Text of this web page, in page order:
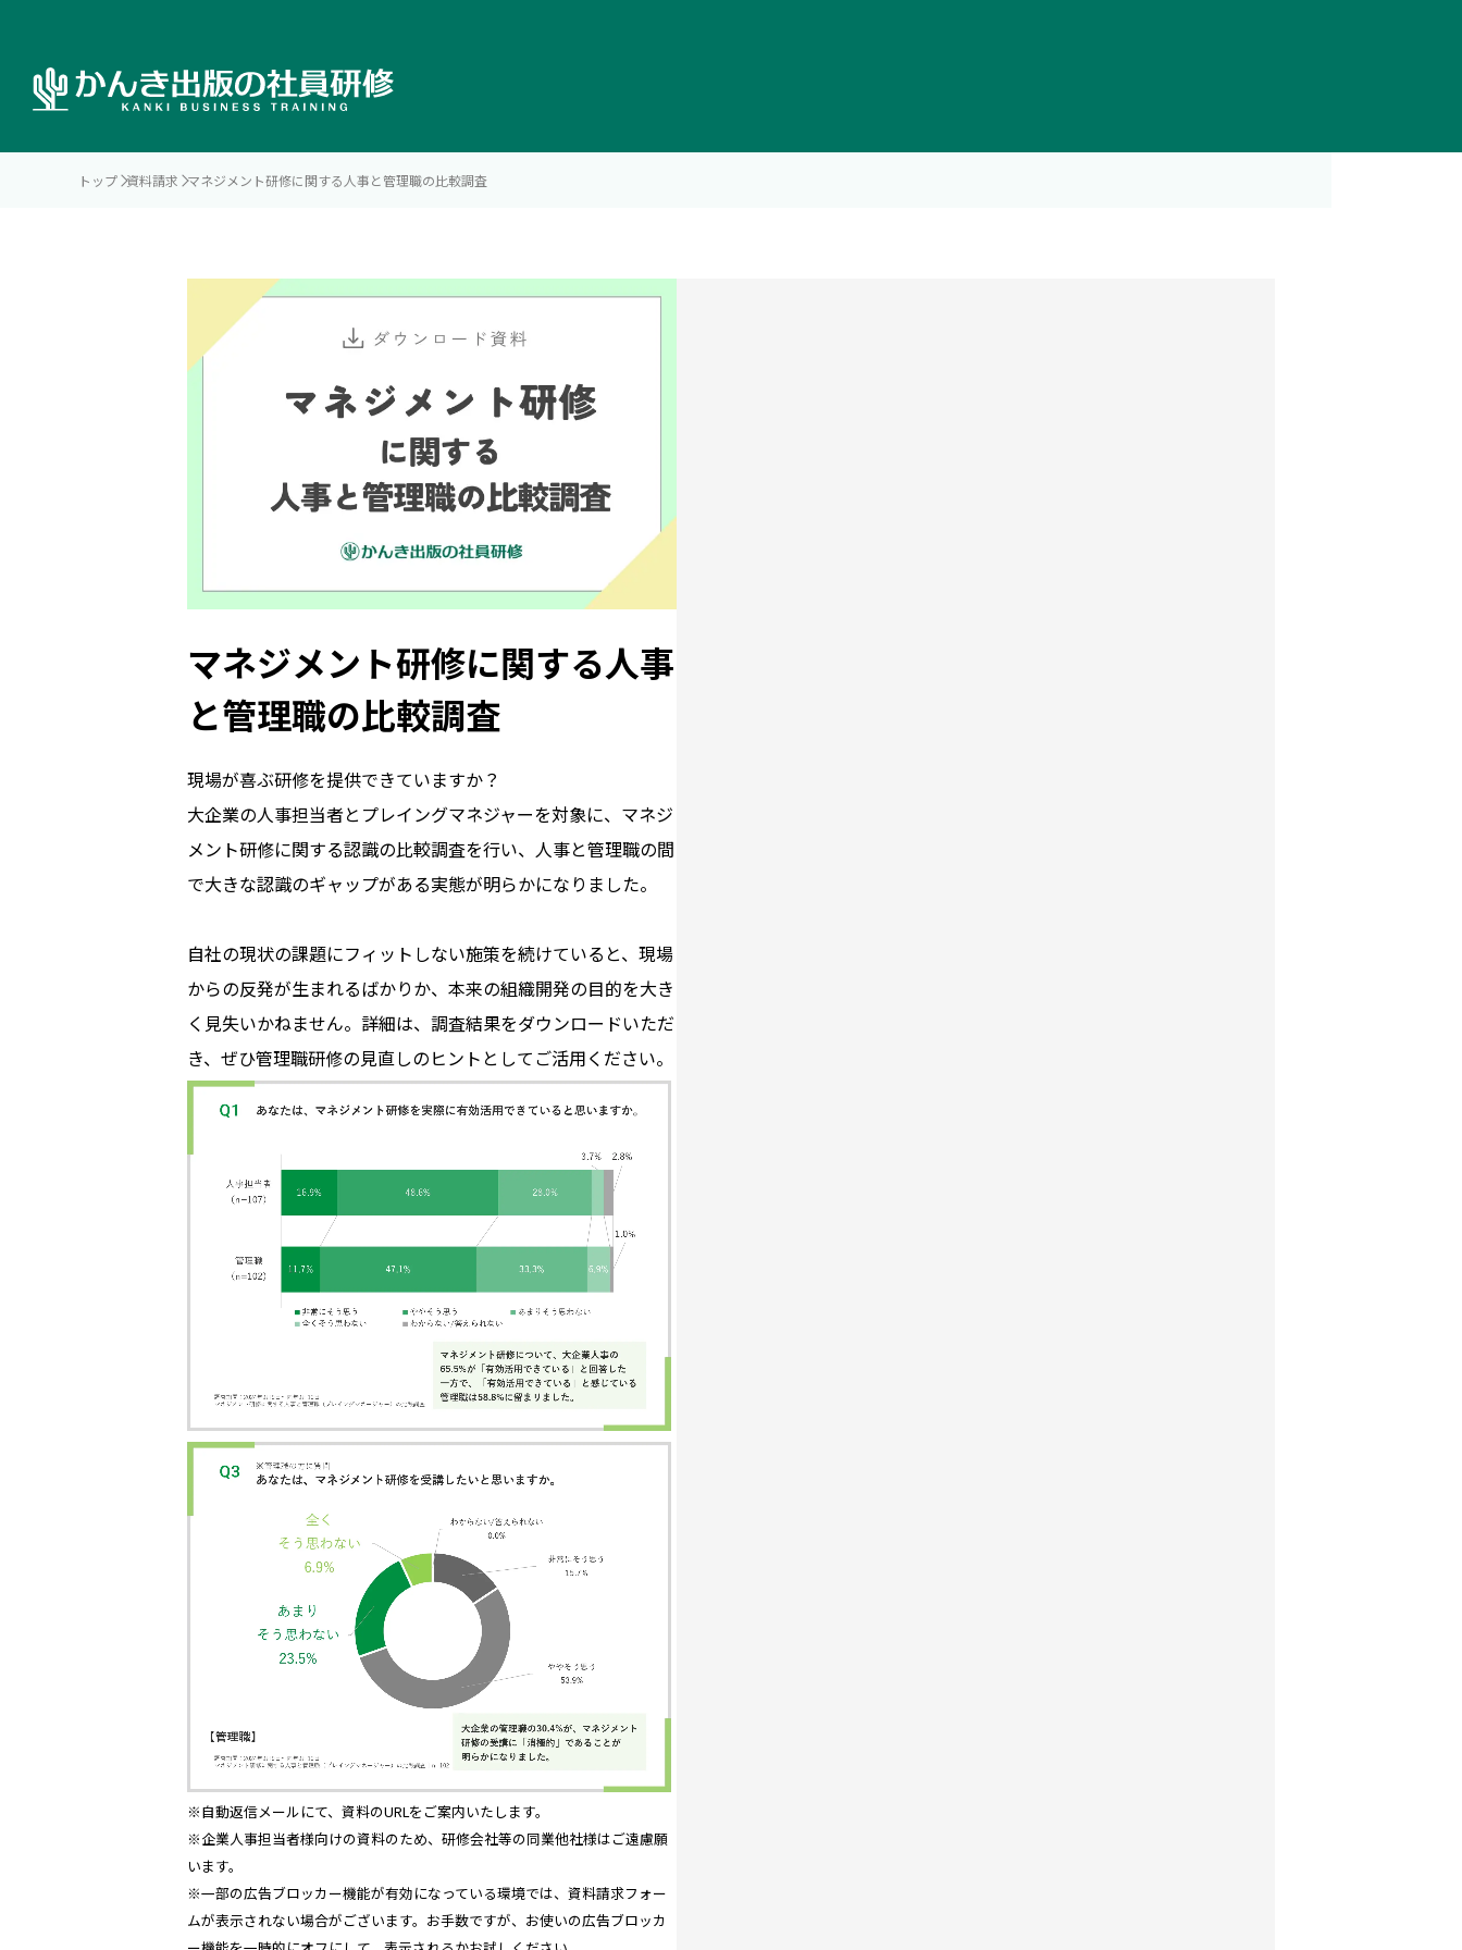
トップ 資料請求 マネジメント研修に関する人事と管理職の比較調査
マネジメント研修に関する人事
と管理職の比較調査
現場が喜ぶ研修を提供できていますか？
大企業の人事担当者とプレイングマネジャーを対象に、マネジ
メント研修に関する認識の比較調査を行い、人事と管理職の間
で大きな認識のギャップがある実態が明らかになりました。
自社の現状の課題にフィットしない施策を続けていると、現場
からの反発が生まれるばかりか、本来の組織開発の目的を大き
く見失いかねません。詳細は、調査結果をダウンロードいただ
き、ぜひ管理職研修の見直しのヒントとしてご活用ください。
※自動返信メールにて、資料のURLをご案内いたします。
※企業人事担当者様向けの資料のため、研修会社等の同業他社様はご遠慮願
います。
※一部の広告ブロッカー機能が有効になっている環境では、資料請求フォー
ムが表示されない場合がございます。お手数ですが、お使いの広告ブロッカ